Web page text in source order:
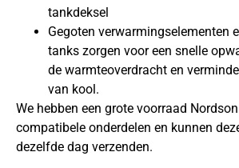
tankdeksel
Gegoten verwarmingselementen
tanks zorgen voor een snelle
de warmteoverdracht en
van kool.
We hebben een grote voorraad
compatibele onderdelen en kunnen
dezelfde dag verzenden.